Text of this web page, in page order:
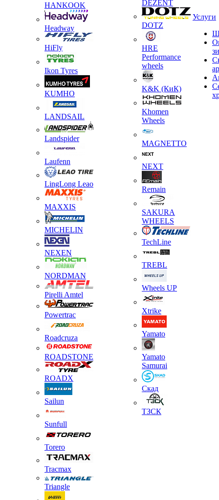
HANKOOK
Headway
HiFly
Ikon Tyres
KUMHO
LANDSAIL
Landspider
Laufenn
LingLong Leao
MAXXIS
MICHELIN
NEXEN
NORDMAN
Pirelli Amtel
Powertrac
Roadcruza
ROADSTONE
ROADX
Sailun
Sunfull
Torero
Tracmax
Triangle
DEZENT
DOTZ
HRE
Performance
wheels
K&K (КиК)
Khomen
Wheels
MAGNETTO
NEXT
Remain
SAKURA
WHEELS
TechLine
TREBL
Wheels UP
Xtrike
Yamato
Yamato
Samurai
Скад
ТЗСК
Услуги